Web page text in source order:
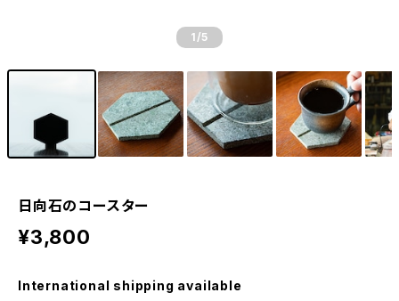
1 /5
日向石のコースター
¥3,800
International shipping available